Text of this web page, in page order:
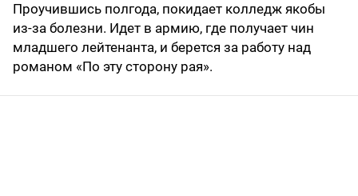
Проучившись полгода, покидает колледж якобы
из-за болезни. Идет в армию, где получает чин
младшего лейтенанта, и берется за работу над
романом «По эту сторону рая».